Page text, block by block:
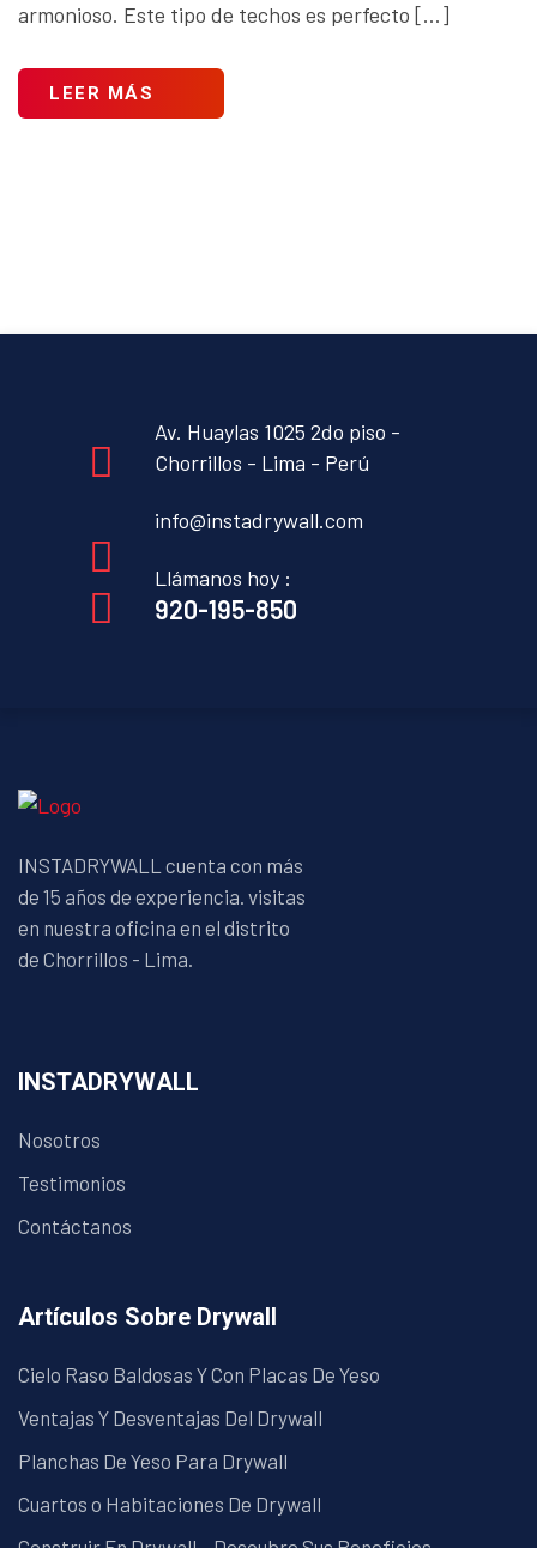
armonioso. Este tipo de techos es perfecto […]
LEER MÁS
Av. Huaylas 1025 2do piso -
Chorrillos - Lima - Perú
info@instadrywall.com
Llámanos hoy :
920-195-850
INSTADRYWALL cuenta con más
de 15 años de experiencia. visitas
en nuestra oficina en el distrito
de Chorrillos - Lima.
INSTADRYWALL
Nosotros
Testimonios
Contáctanos
Artículos Sobre Drywall
Cielo Raso Baldosas Y Con Placas De Yeso
Ventajas Y Desventajas Del Drywall
Planchas De Yeso Para Drywall
Cuartos o Habitaciones De Drywall